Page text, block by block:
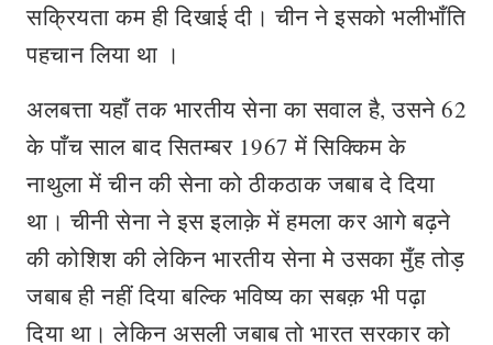
सक्रियता कम ही दिखाई दी। चीन ने इसको भलीभाँति
पहचान लिया था ।
अलबत्ता यहाँ तक भारतीय सेना का सवाल है, उसने 62
के पाँच साल बाद सितम्बर 1967 में सिक्किम के
नाथुला में चीन की सेना को ठीकठाक जबाब दे दिया
था। चीनी सेना ने इस इलाक़े में हमला कर आगे बढ़ने
की कोशिश की लेकिन भारतीय सेना मे उसका मुँह तोड़
जबाब ही नहीं दिया बल्कि भविष्य का सबक़ भी पढ़ा
दिया था। लेकिन असली जबाब तो भारत सरकार को